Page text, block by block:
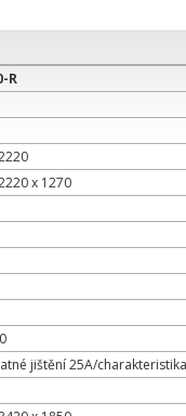
R
x 1270
jištění 25A/